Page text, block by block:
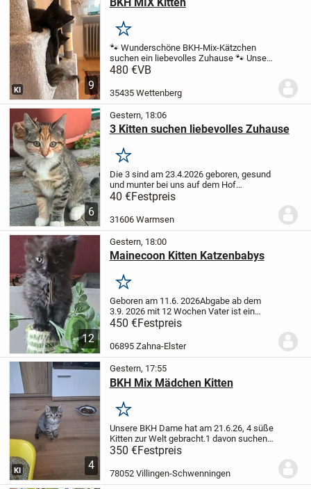
9
KI
Merken
🐾 Wunderschöne BKH-Mix-Kätzchen
suchen ein liebevolles Zuhause 🐾 Unsere
süßen BKH-Mix-Kätzchen, geboren am
verantwortungsbewusstes Zuhause.
480 €VB
35435 Wettenberg
6
Gestern, 18:06
3 Kitten suchen liebevolles Zuhause
Merken
Die 3 sind am 23.4.2026 geboren, gesund
und munter bei uns auf dem Hof
unterwegs. Die 3-farbige mit dem roten
Gesicht, das 1. Bild, ist total verschmust,
die rote ist recht scheu und die andere 3...
40 €Festpreis
31606 Warmsen
12
Gestern, 18:00
Mainecoon Kitten Katzenbabys
Merken
Geboren am 11.6. 2026Abgabe ab dem
3.9. 2026 mit 12 Wochen Vater ist ein
MainecoonMutter ist eine Perser
vier kleine Mainecoon/ Perser Mix suchen
ab dem 3.9.2026 ein liebevolles Zuhause
450 €Festpreis
06895 Zahna-Elster
4
KI
Gestern, 17:55
BKH Mix Mädchen Kitten
Merken
Unsere BKH Dame hat am 21.6.26, 4 süße
Kitten zur Welt gebracht.1 davon suchen
noch ein neues Zuhause.
verspielt, geht bereits auf das Katzenklo,
isst Nass und Trockenfutter.Bei der...
350 €Festpreis
78052 Villingen-Schwenningen